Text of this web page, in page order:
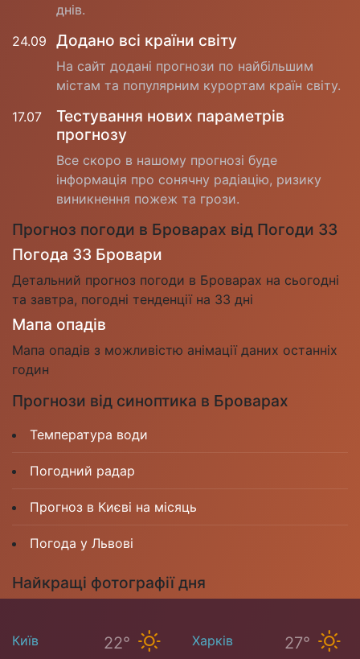
днів.
24.09
Додано всі країни світу
На сайт додані прогнози по найбільшим
містам та популярним курортам країн світу.
17.07
Тестування нових параметрів
прогнозу
Все скоро в нашому прогнозі буде
інформація про сонячну радіацію, ризику
виникнення пожеж та грози.
Прогноз погоди в Броварах від Погоди 33
Погода 33 Бровари
Детальний прогноз погоди в Броварах на сьогодні
та завтра, погодні тенденції на 33 дні
Мапа опадів
Мапа опадів з можливістю анімації даних останніх
годин
Прогнози від синоптика в Броварах
Температура води
Погодний радар
Прогноз в Києві на місяць
Погода у Львові
Найкращі фотографії дня
Київ 22° Харків 27°